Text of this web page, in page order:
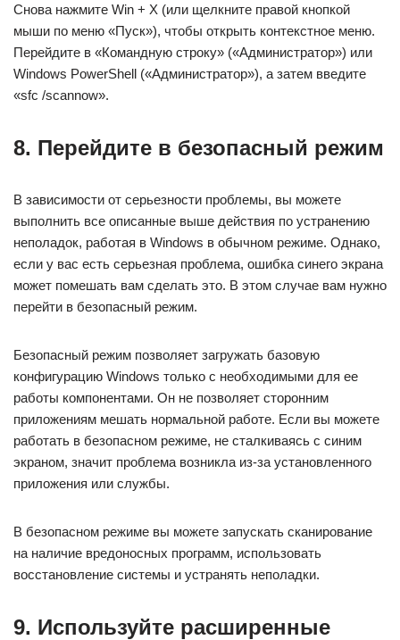
Снова нажмите Win + X (или щелкните правой кнопкой
мыши по меню «Пуск»), чтобы открыть контекстное меню.
Перейдите в «Командную строку» («Администратор») или
Windows PowerShell («Администратор»), а затем введите
«sfc /scannow».
8. Перейдите в безопасный режим
В зависимости от серьезности проблемы, вы можете
выполнить все описанные выше действия по устранению
неполадок, работая в Windows в обычном режиме. Однако,
если у вас есть серьезная проблема, ошибка синего экрана
может помешать вам сделать это. В этом случае вам нужно
перейти в безопасный режим.
Безопасный режим позволяет загружать базовую
конфигурацию Windows только с необходимыми для ее
работы компонентами. Он не позволяет сторонним
приложениям мешать нормальной работе. Если вы можете
работать в безопасном режиме, не сталкиваясь с синим
экраном, значит проблема возникла из-за установленного
приложения или службы.
В безопасном режиме вы можете запускать сканирование
на наличие вредоносных программ, использовать
восстановление системы и устранять неполадки.
9. Используйте расширенные